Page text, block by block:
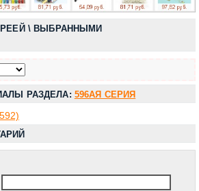
\ ВЫБРАННЫМИ
РАЗДЕЛА: 596АЯ СЕРИЯ